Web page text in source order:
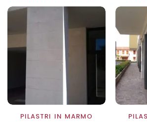
PILASTRI IN MARMO